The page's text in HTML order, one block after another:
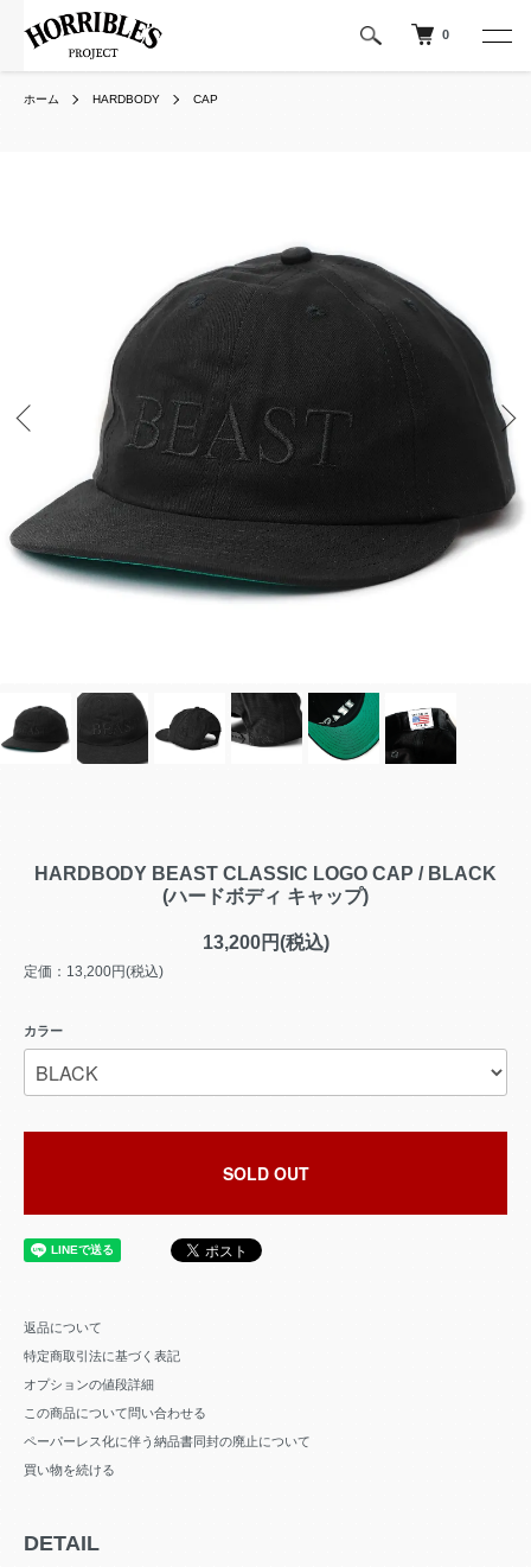
0
ホーム HARDBODY CAP
HARDBODY BEAST CLASSIC LOGO CAP / BLACK
(ハードボディ キャップ)
13,200円(税込)
定価：13,200円(税込)
カラー
SOLD OUT
返品について
特定商取引法に基づく表記
オプションの値段詳細
この商品について問い合わせる
ペーパーレス化に伴う納品書同封の廃止について
買い物を続ける
DETAIL